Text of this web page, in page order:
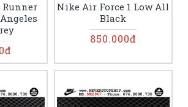
Runner
Nike Air Force 1 Low All
Black
850.000đ